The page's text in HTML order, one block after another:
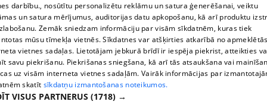
TВ-программа
Условия договора
360 Ziņu kontakti
Helio Media
Служба помощи портала: э-почта -
darbību., nosūtītu personalizētu reklāmu un satura ģenerēšanai, veiktu
un satura mērījumus, auditorijas datu apkopošanu, kā arī produktu
Zemāk sniedzam informāciju par visām sīkdatnēm, kuras tiek
mūsu tīmekļa vietnēs. Sīkdatnes var atšķirties atkarībā no
vietnes sadaļas. Lietotājam jebkurā brīdī ir iespēja piekrist, atteikties
savu piekrišanu. Piekrišanas sniegšana, kā arī tās atsaukšana vai
uz visām interneta vietnes sadaļām. Vairāk informācijas par
skatīt sīkdatņu izmantošanas noteikumos.
VISUS PARTNERUS (1718) →